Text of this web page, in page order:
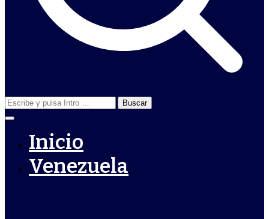
Buscar:
Inicio
Venezuela